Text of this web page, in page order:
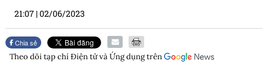
21:07 |02/06/2023
Chia sẻ
Theo dõi tạp chíĐiện tử và Ứng dụngtrên